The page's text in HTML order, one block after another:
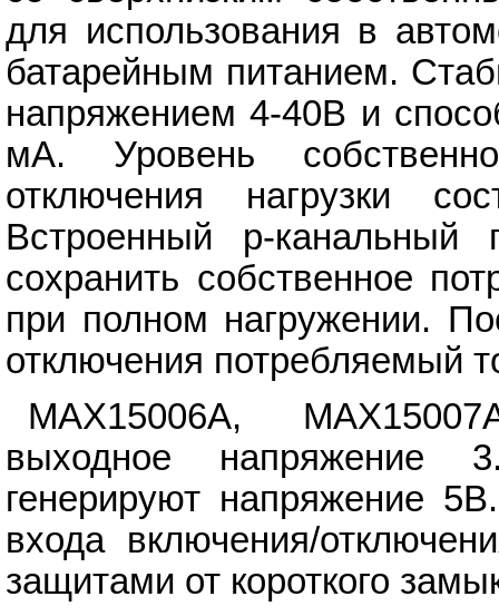
для использования в
батарейным питанием.
напряжением 4-40В и
мА. Уровень
отключения нагрузки
Встроенный p-канальный
сохранить собственное
при полном нагружении.
отключения потребляемый
MAX15006A,
выходное напряжение
генерируют напряжение
входа включения/
защитами от короткого